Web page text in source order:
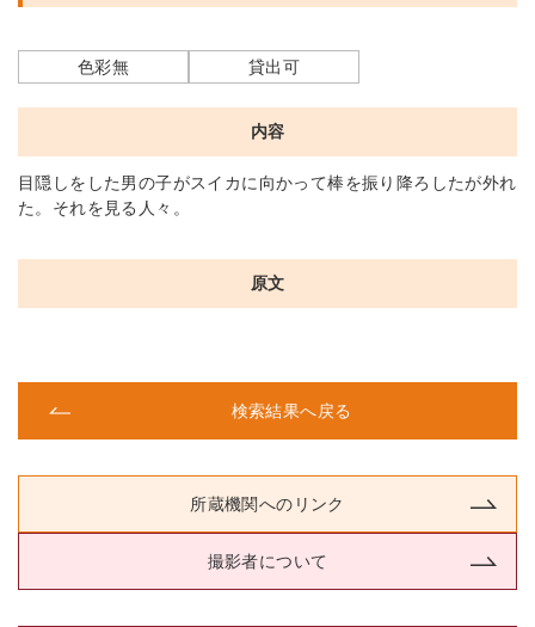
色彩無 貸出可
内容
目隠しをした男の子がスイカに向かって棒を振り降ろしたが外れ
た。それを見る人々。
原文
検索結果へ戻る
所蔵機関へのリンク
撮影者について